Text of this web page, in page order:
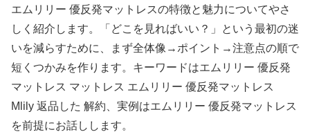
エムリリー 優反発マットレスの特徴と魅力についてやさ
しく紹介します。「どこを見ればいい？」という最初の迷
いを減らすために、まず全体像→ポイント→注意点の順で
短くつかみを作ります。キーワードはエムリリー 優反発
マットレス マットレス エムリリー 優反発マットレス
Mlily 返品した 解約、実例はエムリリー 優反発マットレス
を前提にお話しします。